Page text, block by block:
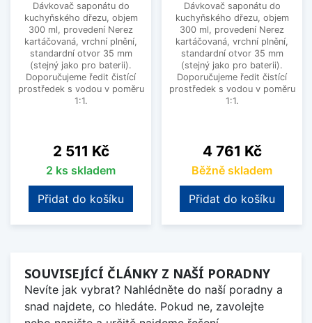
Dávkovač saponátu do
kuchyňského dřezu, objem
300 ml, provedení Nerez
kartáčovaná, vrchní plnění,
standardní otvor 35 mm
(stejný jako pro baterii).
Doporučujeme ředit čistící
prostředek s vodou v poměru
1:1.
Cena
2 511 Kč
2 ks skladem
Přidat do košíku
Dávkovač saponátu do
kuchyňského dřezu, objem
300 ml, provedení Nerez
kartáčovaná, vrchní plnění,
standardní otvor 35 mm
(stejný jako pro baterii).
Doporučujeme ředit čistící
prostředek s vodou v poměru
1:1.
Cena
4 761 Kč
Běžně skladem
Přidat do košíku
SOUVISEJÍCÍ ČLÁNKY Z NAŠÍ PORADNY
Nevíte jak vybrat? Nahlédněte do naší poradny a
snad najdete, co hledáte. Pokud ne, zavolejte